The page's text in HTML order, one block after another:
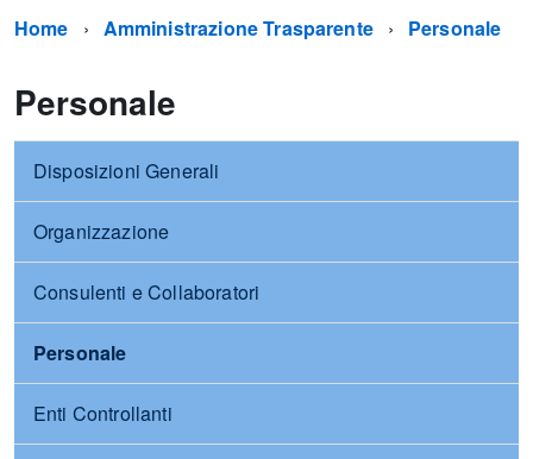
Home Amministrazione Trasparente Personale
Personale
Disposizioni Generali
Organizzazione
Consulenti e Collaboratori
Personale
Enti Controllanti